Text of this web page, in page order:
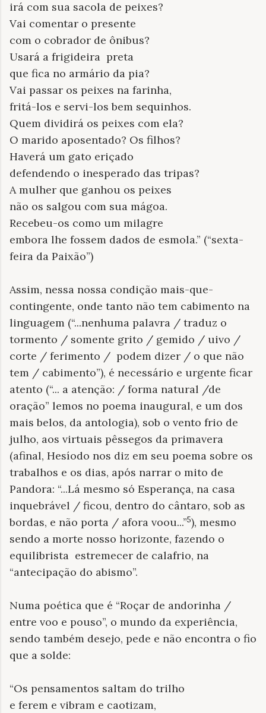
irá com sua sacola de peixes?
Vai comentar o presente
com o cobrador de ônibus?
Usará a frigideira preta
que fica no armário da pia?
Vai passar os peixes na farinha,
fritá-los e servi-los bem sequinhos.
Quem dividirá os peixes com ela?
O marido aposentado? Os filhos?
Haverá um gato eriçado
defendendo o inesperado das tripas?
A mulher que ganhou os peixes
não os salgou com sua mágoa.
Recebeu-os como um milagre
embora lhe fossem dados de esmola.” (“sexta-
feira da Paixão”)
Assim, nessa nossa condição mais-que-
contingente, onde tanto não tem cabimento na
linguagem (“...nenhuma palavra / traduz o
tormento / somente grito / gemido / uivo /
corte / ferimento / podem dizer / o que não
tem / cabimento”), é necessário e urgente ficar
atento (“... a atenção: / forma natural /de
oração” lemos no poema inaugural, e um dos
mais belos, da antologia), sob o vento frio de
julho, aos virtuais pêssegos da primavera
(afinal, Hesíodo nos diz em seu poema sobre os
trabalhos e os dias, após narrar o mito de
Pandora: “...Lá mesmo só Esperança, na casa
inquebrável / ficou, dentro do cântaro, sob as
bordas, e não porta / afora voou...”5), mesmo
sendo a morte nosso horizonte, fazendo o
equilibrista estremecer de calafrio, na
“antecipação do abismo”.
Numa poética que é “Roçar de andorinha /
entre voo e pouso”, o mundo da experiência,
sendo também desejo, pede e não encontra o fio
que a solde:
“Os pensamentos saltam do trilho
e ferem e vibram e caotizam,